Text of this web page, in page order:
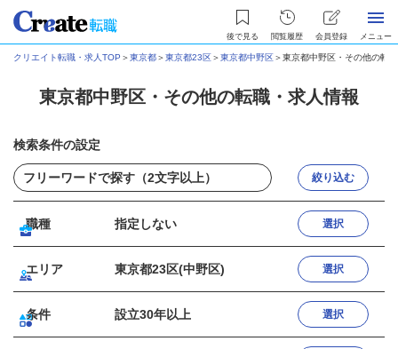
後で見る 閲覧履歴 会員登録 メニュー
クリエイト転職・求人TOP ＞東京都＞東京都23区＞東京都中野区＞東京都中野区・その他の転
東京都中野区・その他の転職・求人情報
検索条件の設定
絞り込む
職種 指定しない 選択
エリア 東京都23区(中野区) 選択
条件 設立30年以上 選択